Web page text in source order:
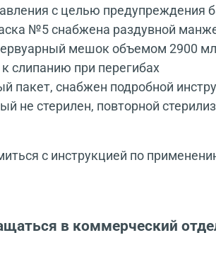
с целью предупреждения
№5 снабжена раздувной
мешок объемом 2900
слипанию при перегибах
пакет, снабжен подробной
не стерилен, повторной
с инструкцией по
в коммерческий